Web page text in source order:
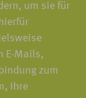
um sie für
E-Mails,
zum
Ihre